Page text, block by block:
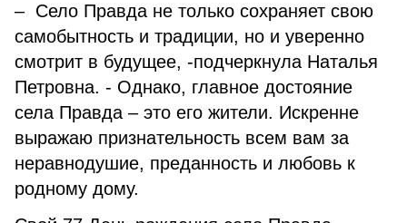
– Село Правда не только сохраняет свою
самобытность и традиции, но и уверенно
смотрит в будущее, -подчеркнула Наталья
Петровна. - Однако, главное достояние
села Правда – это его жители. Искренне
выражаю признательность всем вам за
неравнодушие, преданность и любовь к
родному дому.